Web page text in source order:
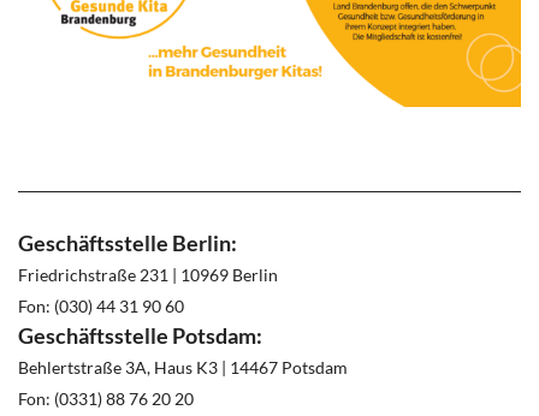
Geschäftsstelle Berlin:
Friedrichstraße 231 | 10969 Berlin
Fon: (030) 44 31 90 60
Geschäftsstelle Potsdam:
Behlertstraße 3A, Haus K3 | 14467 Potsdam
Fon: (0331) 88 76 20 20